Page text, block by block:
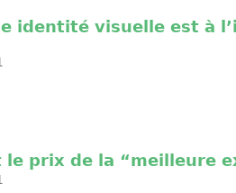
identité visuelle est à
le prix de la “meilleure